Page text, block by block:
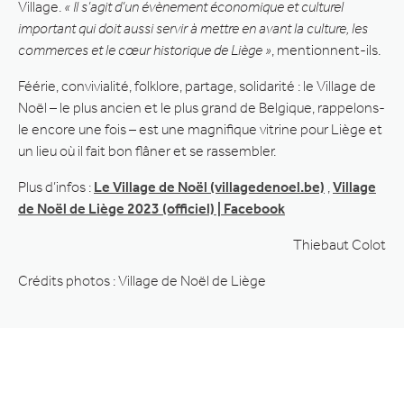
Village. « Il s’agit d’un évènement économique et culturel
important qui doit aussi servir à mettre en avant la culture, les
commerces et le cœur historique de Liège » , mentionnent-ils.
Féérie, convivialité, folklore, partage, solidarité : le Village de
Noël – le plus ancien et le plus grand de Belgique, rappelons-
le encore une fois – est une magnifique vitrine pour Liège et
un lieu où il fait bon flâner et se rassembler.
Plus d’infos : Le Village de Noël (villagedenoel.be) Village
de Noël de Liège 2023 (officiel) | Facebook
Thiebaut Colot
Crédits photos : Village de Noël de Liège